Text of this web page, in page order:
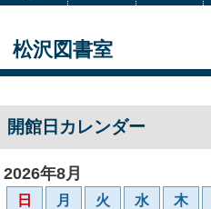
松沢図書室
開館日カレンダー
2026年8月
日 月 火 水 木